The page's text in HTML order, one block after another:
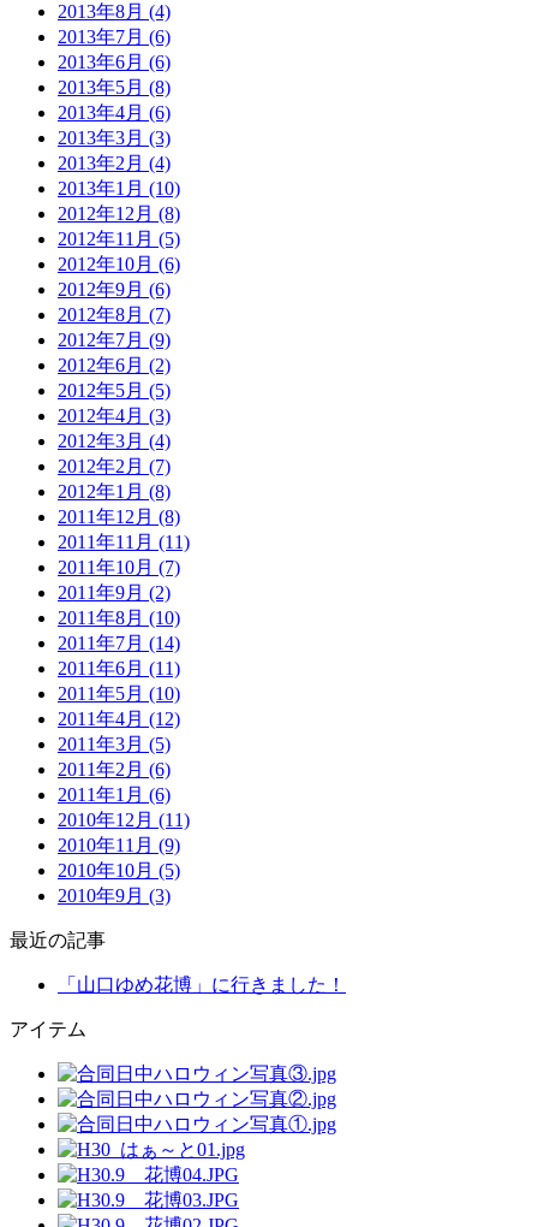
2013年8月 (4)
2013年7月 (6)
2013年6月 (6)
2013年5月 (8)
2013年4月 (6)
2013年3月 (3)
2013年2月 (4)
2013年1月 (10)
2012年12月 (8)
2012年11月 (5)
2012年10月 (6)
2012年9月 (6)
2012年8月 (7)
2012年7月 (9)
2012年6月 (2)
2012年5月 (5)
2012年4月 (3)
2012年3月 (4)
2012年2月 (7)
2012年1月 (8)
2011年12月 (8)
2011年11月 (11)
2011年10月 (7)
2011年9月 (2)
2011年8月 (10)
2011年7月 (14)
2011年6月 (11)
2011年5月 (10)
2011年4月 (12)
2011年3月 (5)
2011年2月 (6)
2011年1月 (6)
2010年12月 (11)
2010年11月 (9)
2010年10月 (5)
2010年9月 (3)
最近の記事
「山口ゆめ花博」に行きました！
アイテム